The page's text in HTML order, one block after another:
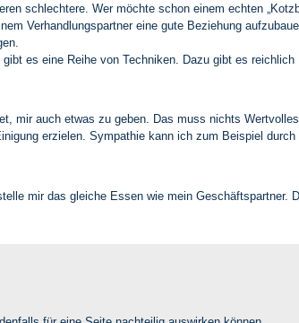
schlechtere. Wer möchte schon einem echten
Verhandlungspartner eine gute Beziehung
es eine Reihe von Techniken. Dazu gibt es
mir auch etwas zu geben. Das muss nichts
erzielen. Sympathie kann ich zum Beispiel
mir das gleiche Essen wie mein